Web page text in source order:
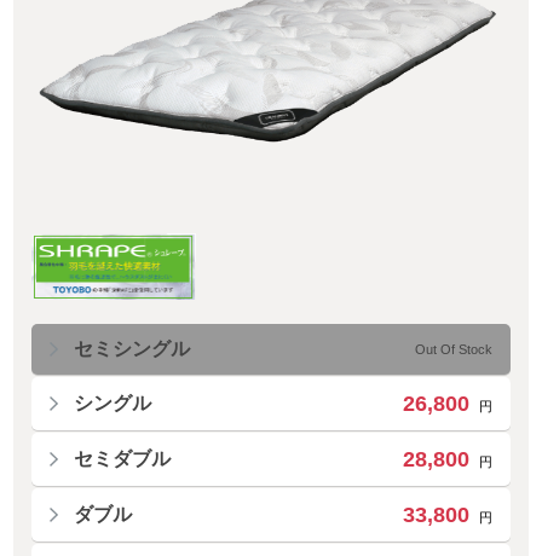
セミシングル Out Of Stock
シングル 26,800 円
セミダブル 28,800 円
ダブル 33,800 円